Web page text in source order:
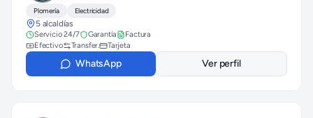
Plomería Electricidad
5 alcaldías
Servicio 24/7 Garantía
Factura
Efectivo
Transfer. Tarjeta
WhatsApp Ver perfil